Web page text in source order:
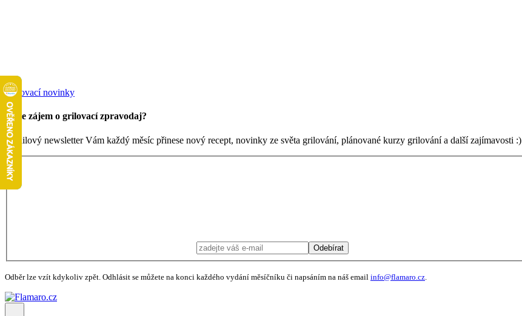
Grilovací novinky
Máte zájem o grilovací zpravodaj?
Emailový newsletter Vám každý měsíc přinese nový recept, novinky ze světa grilování, plánované kurzy grilování a další zajímavosti :)
Odebírat
Odběr lze vzít kdykoliv zpět. Odhlásit se můžete na konci každého vydání měsíčníku či napsáním na náš email info@flamaro.cz.